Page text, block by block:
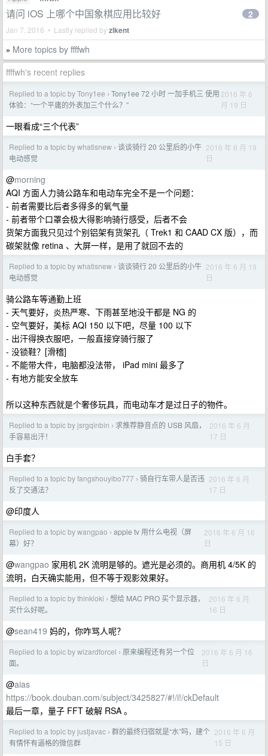
请问 iOS 上哪个中国象棋应用比较好
Jan 7, 2016 • Lastly replied byzlkent
2
» More topics by ffffwh
ffffwh's recent replies
Replied to a topic by Tony1ee › Tony1ee 72 小时 一加手机三 使用
体验：“一个平庸的外表加三个什么？”
2016 年 6
月 19 日
一眼看成“三个代表”
Replied to a topic by whatisnew › 谈谈骑行 20 公里后的小牛
电动感觉
2016 年 6 月 19
日
@morning
AQI 方面人力骑公路车和电动车完全不是一个问题：
- 前者需要比后者多得多的氧气量
- 前者带个口罩会极大得影响骑行感受，后者不会
货架方面我只见过个别铝架有货架孔（ Trek1 和 CAAD CX 版），而
碳架就像 retina 、大屏一样，是用了就回不去的
Replied to a topic by whatisnew › 谈谈骑行 20 公里后的小牛
电动感觉
2016 年 6 月 19
日
骑公路车等通勤上班
- 天气要好，炎热严寒、下雨甚至地没干都是 NG 的
- 空气要好，美标 AQI 150 以下吧，尽量 100 以下
- 出汗得换衣服吧，一般直接穿骑行服了
- 没锁鞋？[滑稽]
- 不能带大件，电脑都没法带， iPad mini 最多了
- 有地方能安全放车
所以这种东西就是个奢侈玩具，而电动车才是过日子的物件。
Replied to a topic by jsrgqinbin › 求推荐静音点的 USB 风扇，
手容易出汗！
2016 年 6 月
17 日
白手套？
Replied to a topic by fangshouyibo777 › 骑自行车带人是否违
反了交通法？
2016 年 6 月
17 日
@印度人
Replied to a topic by wangpao › apple tv 用什么电视（屏
幕）好？
2016 年 6 月 16
日
@wangpao 家用机 2K 流明是够的。遮光是必须的。商用机 4/5K 的
流明，白天确实能用，但不等于观影效果好。
Replied to a topic by thinkloki › 想给 MAC PRO 买个显示器，
买什么好呢。
2016 年 6 月
16 日
@sean419 妈的，你咋骂人呢？
Replied to a topic by wizardforcel › 原来编程还有另一个位
面。
2016 年 6 月 16
日
@aias
https://book.douban.com/subject/3425827/#!/i!/ckDefault
最后一章，量子 FFT 破解 RSA 。
Replied to a topic by justjavac › 群的最终归宿就是“水”吗，建个
有情怀有逼格的微信群
2016 年 6 月
15 日